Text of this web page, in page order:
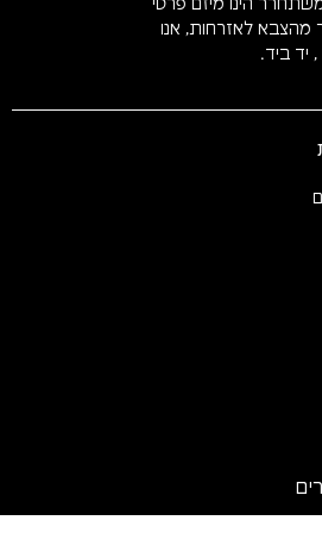
הינו מיזם פרטי
מהצבא לאזרחות, אנו
יד ביד.